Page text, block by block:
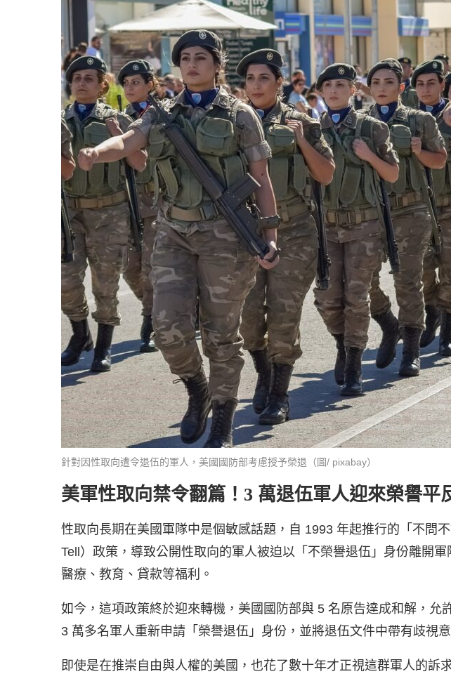
針對因性取向遭令退伍的軍人，美國國防部考慮授予榮退（圖/ pixabay）
美軍性取向禁令翻篇！3 萬退伍軍人迎來榮譽平
性取向長期在美國軍隊中是個敏感話題，自 1993 年起推行的「不問不
Tell）政策，導致公開性取向的軍人被迫以「不榮譽退伍」身份離開
醫療、教育、貸款等福利。
如今，這項政策終於迎來轉機，美國國防部與 5 名原告達成和解，允
3 萬多名軍人重新申請「榮譽退伍」身份，並將退伍文件中帶有歧視
即使是在推崇自由與人權的美國，也花了數十年才正視這群軍人的訴